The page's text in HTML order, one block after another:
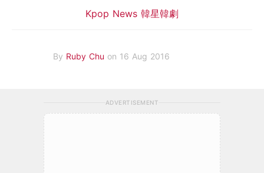
Kpop News 韓星韓劇
By Ruby Chu on 16 Aug 2016
ADVERTISEMENT